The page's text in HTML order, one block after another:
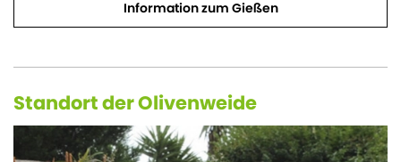
Information zum Gießen
Standort der Olivenweide